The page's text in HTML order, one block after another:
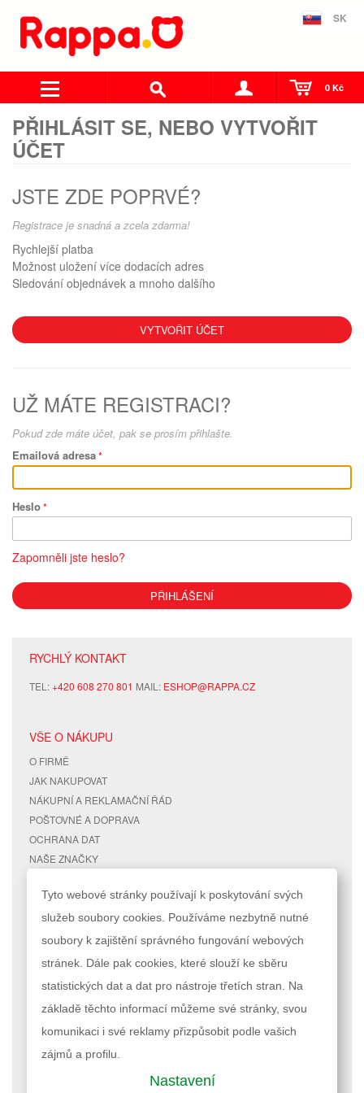
SK
0 Kč
PŘIHLÁSIT SE, NEBO VYTVOŘIT
ÚČET
JSTE ZDE POPRVÉ?
Registrace je snadná a zcela zdarma!
Rychlejší platba
Možnost uložení více dodacích adres
Sledování objednávek a mnoho dalšího
VYTVOŘIT ÚČET
UŽ MÁTE REGISTRACI?
Pokud zde máte účet, pak se prosím přihlašte.
Emailová adresa
Heslo
Zapomněli jste heslo?
PŘIHLÁŠENÍ
RYCHLÝ KONTAKT
TEL:+420 608 270 801 MAIL: ESHOP@RAPPA.CZ
VŠE O NÁKUPU
O FIRMĚ
JAK NAKUPOVAT
NÁKUPNÍ A REKLAMAČNÍ ŘÁD
POŠTOVNÉ A DOPRAVA
OCHRANA DAT
NAŠE ZNAČKY
RYCHLÉ ODKAZY
MAPA STRÁNEK
VYHLEDÁVANÉ TERMÍNY
POKROČILÉ VYHLEDÁVÁNÍ
ÚČET
MŮJ ÚČET
STAV OBJEDNÁVKY
Podle zákona o evidenci tržeb je prodávající povinen vystavit kupujícímu
účtenku. Zároveň je povinen zaevidovat přijatou tržbu u správce daně
Tyto webové stránky používají k poskytování svých
služeb soubory cookies. Používáme nezbytně nutné
soubory k zajištění správného fungování webových
stránek. Dále pak cookies, které slouží ke sběru
statistických dat a dat pro nástroje třetích stran. Na
základě těchto informací můžeme své stránky, svou
komunikaci i své reklamy přizpůsobit podle vašich
zájmů a profilu.
Nastavení